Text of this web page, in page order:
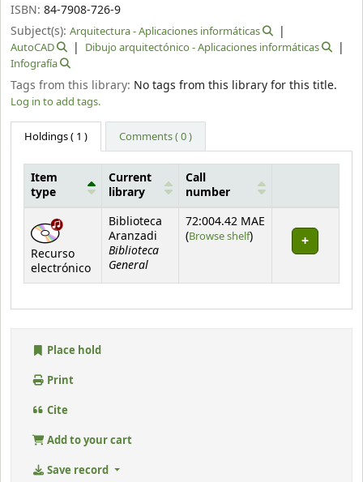
ISBN: 84-7908-726-9
Subject(s): Arquitectura - Aplicaciones informáticas
AutoCAD
Dibujo arquitectónico - Aplicaciones informáticas
Infografía
Tags from this library: No tags from this library for this title.
Log in to add tags.
Holdings( 1 ) Comments ( 0 )
Holdings
Item
type
Current
library
Call
number
Recurso
electrónico
Biblioteca
Aranzadi
Biblioteca
General
72:004.42 MAE
(Browse shelf(Opens below)
)
Place hold
Print
Cite
Add to your cart
Save record